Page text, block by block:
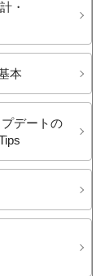
・​
本
デートの​